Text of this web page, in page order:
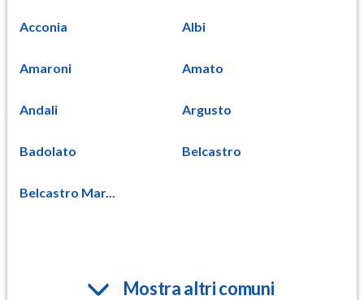
Acconia Albi
Amaroni Amato
Andali Argusto
Badolato Belcastro
Belcastro Mar...
Mostra altri comuni